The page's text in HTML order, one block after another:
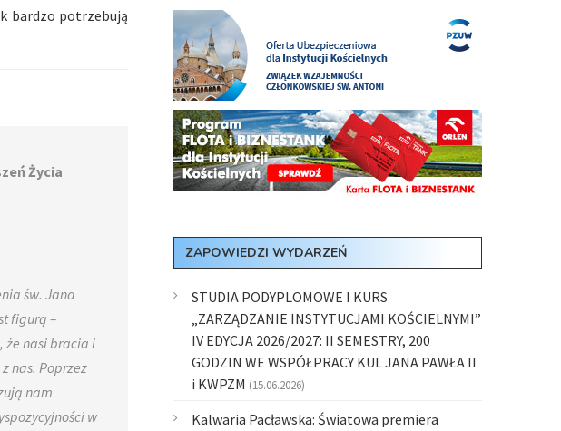
bardzo potrzebują
Życia
św. Jana
figurą –
że nasi bracia i
nas. Poprzez
nam
w
ZAPOWIEDZI WYDARZEŃ
STUDIA PODYPLOMOWE I KURS
„ZARZĄDZANIE INSTYTUCJAMI KOŚCIELNYMI”
IV EDYCJA 2026/2027: II SEMESTRY, 200
GODZIN WE WSPÓŁPRACY KUL JANA PAWŁA II
i KWPZM (15.06.2026)
Kalwaria Pacławska: Światowa premiera